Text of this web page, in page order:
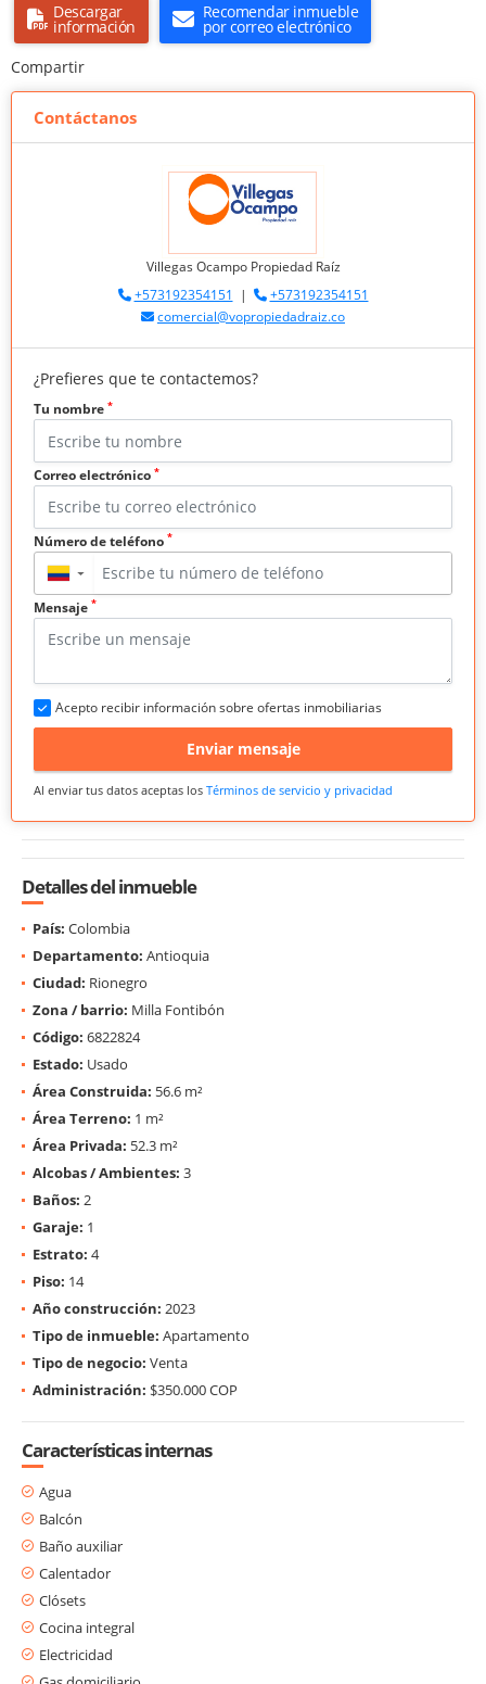
Descargar
información
Recomendar inmueble
por correo electrónico
Compartir
Contáctanos
Villegas Ocampo Propiedad Raíz
+573192354151 |
+573192354151
comercial@vopropiedadraiz.co
¿Prefieres que te contactemos?
Tu nombre *
Correo electrónico *
Número de teléfono *
▼
Mensaje *
Acepto recibir información sobre ofertas inmobiliarias
Enviar mensaje
Al enviar tus datos aceptas los Términos de servicio y privacidad
Detalles del inmueble
País: Colombia
Departamento: Antioquia
Ciudad: Rionegro
Zona / barrio: Milla Fontibón
Código: 6822824
Estado: Usado
Área Construida: 56.6 m²
Área Terreno: 1 m²
Área Privada: 52.3 m²
Alcobas / Ambientes: 3
Baños: 2
Garaje: 1
Estrato: 4
Piso: 14
Año construcción: 2023
Tipo de inmueble: Apartamento
Tipo de negocio: Venta
Administración: $350.000 COP
Características internas
Agua
Balcón
Baño auxiliar
Calentador
Clósets
Cocina integral
Electricidad